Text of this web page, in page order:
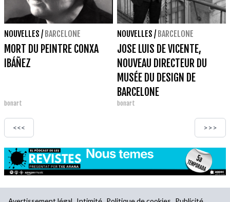
NOUVELLES / BARCELONE
MORT DU PEINTRE CONXA
IBÁÑEZ
bonart
NOUVELLES / BARCELONE
JOSE LUIS DE VICENTE,
NOUVEAU DIRECTEUR DU
MUSÉE DU DESIGN DE
BARCELONE
bonart
<<< >>>